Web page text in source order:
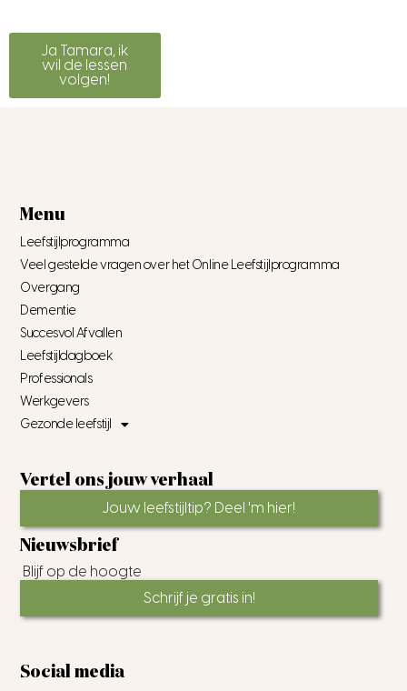
Ja Tamara, ik
wil de lessen
volgen!
Menu
Leefstijlprogramma
Veel gestelde vragen over het Online Leefstijlprogramma
Overgang
Dementie
Succesvol Afvallen
Leefstijldagboek
Professionals
Werkgevers
Gezonde leefstijl
Vertel ons jouw verhaal
Jouw leefstijltip? Deel 'm hier!
Nieuwsbrief
Blijf op de hoogte
Schrijf je gratis in!
Social media